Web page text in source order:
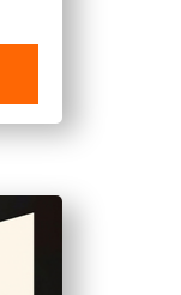
ง
า
ยู่
นวน